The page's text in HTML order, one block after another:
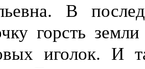
В
горсть
иголок. И